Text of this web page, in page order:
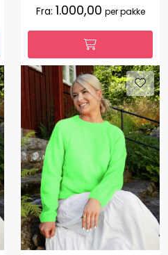
Fra: 1.000,00 per pakke